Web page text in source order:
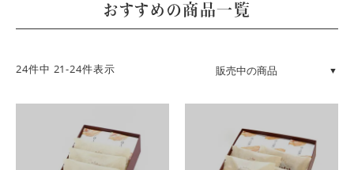
おすすめの商品一覧
24件中 21-24件表示